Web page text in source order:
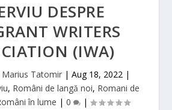
DESPRE
WRITERS
(IWA)
Marius Tatomir| Aug 18, 2022|
, Români de langă noi, Romani de
în lume | 0 |